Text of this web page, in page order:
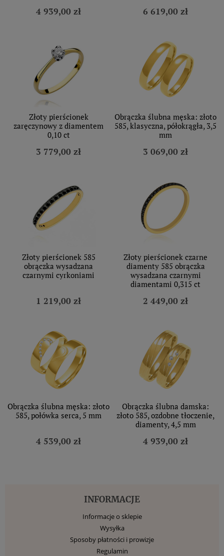
4 939,00 zł 6 619,00 zł
Złoty pierścionek
zaręczynowy z diamentem
0,10 ct
3 779,00 zł
Obrączka ślubna męska: złoto
585, klasyczna, półokrągła, 3,5
mm
3 069,00 zł
Złoty pierścionek 585
obrączka wysadzana
czarnymi cyrkoniami
1 219,00 zł
Złoty pierścionek czarne
diamenty 585 obrączka
wysadzana czarnymi
diamentami 0,315 ct
2 449,00 zł
Obrączka ślubna męska: złoto
585, połówka serca, 5 mm
4 539,00 zł
Obrączka ślubna damska:
złoto 585, ozdobne tłoczenie,
diamenty, 4,5 mm
4 939,00 zł
INFORMACJE
Informacje o sklepie
Wysyłka
Sposoby płatności i prowizje
Regulamin